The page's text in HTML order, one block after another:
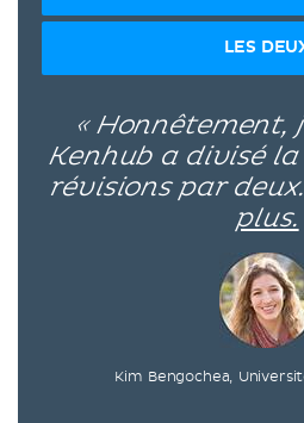
LES
« Honnêtement,
Kenhub a divisé la
révisions par
plus.
Kim Bengochea,